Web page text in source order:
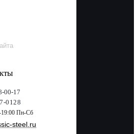
00-17
0128
19:00 Пн-Сб
steel.ru